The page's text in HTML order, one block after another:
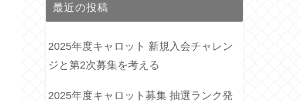
最近の投稿
2025年度キャロット 新規入会チャレン
ジと第2次募集を考える
2025年度キャロット募集 抽選ランク発